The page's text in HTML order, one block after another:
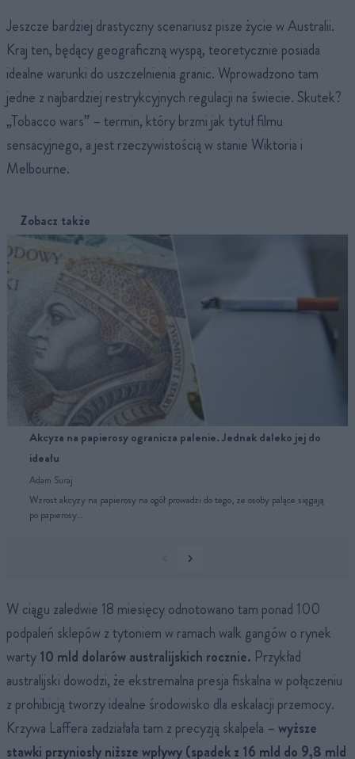
Jeszcze bardziej drastyczny scenariusz pisze życie w Australii.
Kraj ten, będący geograficzną wyspą, teoretycznie posiada
idealne warunki do uszczelnienia granic. Wprowadzono tam
jedne z najbardziej restrykcyjnych regulacji na świecie. Skutek?
„Tobacco wars” – termin, który brzmi jak tytuł filmu
sensacyjnego, a jest rzeczywistością w stanie Wiktoria i
Melbourne.
Zobacz także
Akcyza na papierosy ogranicza palenie. Jednak daleko jej do
ideału
Adam Suraj
Wzrost akcyzy na papierosy na ogół prowadzi do tego, że osoby palące sięgają
po papierosy…
W ciągu zaledwie 18 miesięcy odnotowano tam ponad 100
podpaleń sklepów z tytoniem w ramach walk gangów o rynek
warty10 mld dolarów australijskich rocznie. Przykład
australijski dowodzi, że ekstremalna presja fiskalna w połączeniu
z prohibicją tworzy idealne środowisko dla eskalacji przemocy.
Krzywa Laffera zadziałała tam z precyzją skalpela –wyższe
stawki przyniosły niższe wpływy (spadek z 16 mld do 9,8 mld